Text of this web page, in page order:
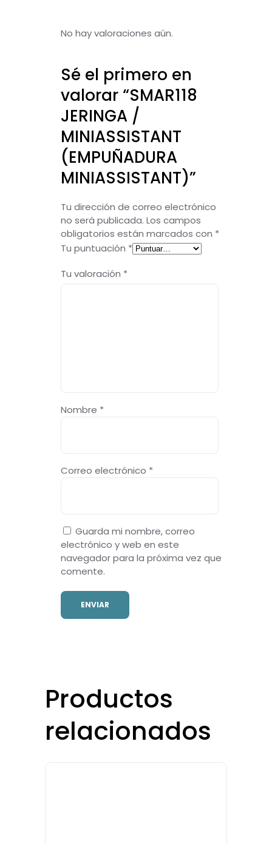
No hay valoraciones aún.
Sé el primero en
valorar “SMAR118
JERINGA /
MINIASSISTANT
(EMPUÑADURA
MINIASSISTANT)”
Tu dirección de correo electrónico
no será publicada. Los campos
obligatorios están marcados con *
Tu puntuación *
Tu valoración *
Nombre *
Correo electrónico *
Guarda mi nombre, correo
electrónico y web en este
navegador para la próxima vez que
comente.
Productos
relacionados